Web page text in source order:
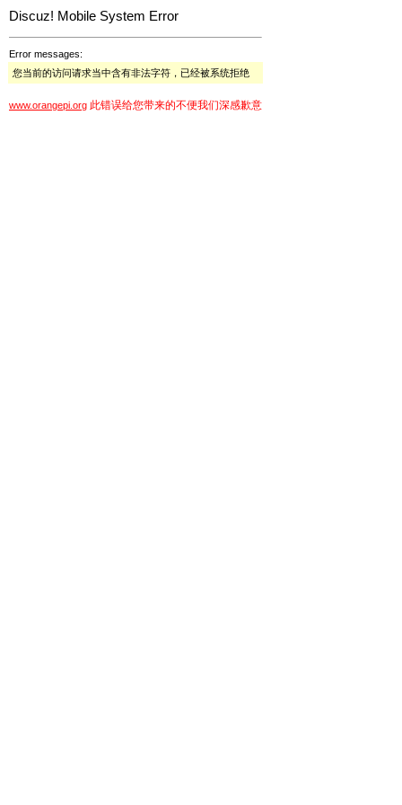
Discuz! Mobile System Error
Error messages:
您当前的访问请求当中含有非法字符，已经被系统拒绝
www.orangepi.org 此错误给您带来的不便我们深感歉意